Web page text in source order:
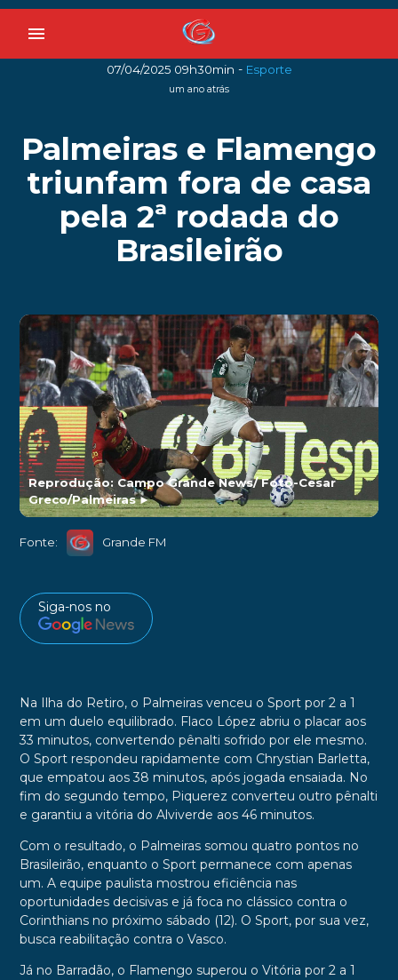
menu
07/04/2025 09h30min - Esporte
um ano atrás
Palmeiras e Flamengo
triunfam fora de casa
pela 2ª rodada do
Brasileirão
Reprodução: Campo Grande News/ Foto-Cesar
Greco/Palmeiras►
Fonte: Grande FM
Siga-nos no
Na Ilha do Retiro, o Palmeiras venceu o Sport por 2 a 1
em um duelo equilibrado. Flaco López abriu o placar aos
33 minutos, convertendo pênalti sofrido por ele mesmo.
O Sport respondeu rapidamente com Chrystian Barletta,
que empatou aos 38 minutos, após jogada ensaiada. No
fim do segundo tempo, Piquerez converteu outro pênalti
e garantiu a vitória do Alviverde aos 46 minutos.
Com o resultado, o Palmeiras somou quatro pontos no
Brasileirão, enquanto o Sport permanece com apenas
um. A equipe paulista mostrou eficiência nas
oportunidades decisivas e já foca no clássico contra o
Corinthians no próximo sábado (12). O Sport, por sua vez,
busca reabilitação contra o Vasco.
Já no Barradão, o Flamengo superou o Vitória por 2 a 1